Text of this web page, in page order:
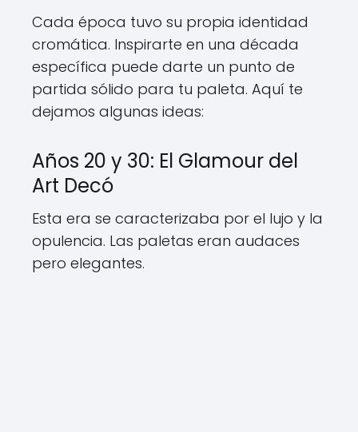
Cada época tuvo su propia identidad
cromática. Inspirarte en una década
específica puede darte un punto de
partida sólido para tu paleta. Aquí te
dejamos algunas ideas:
Años 20 y 30: El Glamour del
Art Decó
Esta era se caracterizaba por el lujo y la
opulencia. Las paletas eran audaces
pero elegantes.